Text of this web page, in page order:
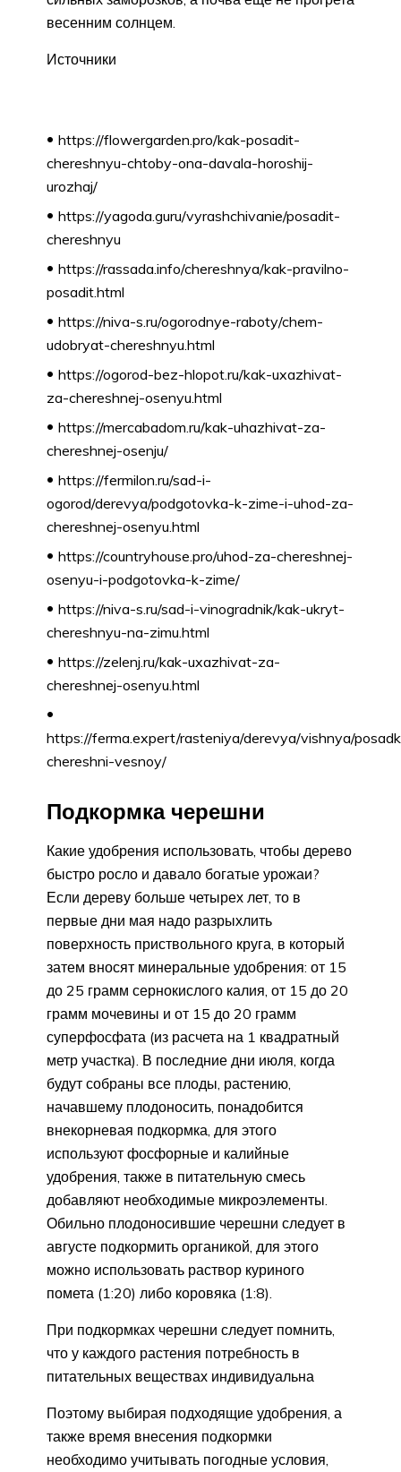
весенним солнцем.
Источники
https://flowergarden.pro/kak-posadit-
chereshnyu-chtoby-ona-davala-horoshij-
urozhaj/
https://yagoda.guru/vyrashchivanie/posadit-
chereshnyu
https://rassada.info/chereshnya/kak-pravilno-
posadit.html
https://niva-s.ru/ogorodnye-raboty/chem-
udobryat-chereshnyu.html
https://ogorod-bez-hlopot.ru/kak-uxazhivat-
za-chereshnej-osenyu.html
https://mercabadom.ru/kak-uhazhivat-za-
chereshnej-osenju/
https://fermilon.ru/sad-i-
ogorod/derevya/podgotovka-k-zime-i-uhod-za-
chereshnej-osenyu.html
https://countryhouse.pro/uhod-za-chereshnej-
osenyu-i-podgotovka-k-zime/
https://niva-s.ru/sad-i-vinogradnik/kak-ukryt-
chereshnyu-na-zimu.html
https://zelenj.ru/kak-uxazhivat-za-
chereshnej-osenyu.html
https://ferma.expert/rasteniya/derevya/vishnya/
chereshni-vesnoy/
Подкормка черешни
Какие удобрения использовать, чтобы дерево
быстро росло и давало богатые урожаи?
Если дереву больше четырех лет, то в
первые дни мая надо разрыхлить
поверхность приствольного круга, в который
затем вносят минеральные удобрения: от 15
до 25 грамм сернокислого калия, от 15 до 20
грамм мочевины и от 15 до 20 грамм
суперфосфата (из расчета на 1 квадратный
метр участка). В последние дни июля, когда
будут собраны все плоды, растению,
начавшему плодоносить, понадобится
внекорневая подкормка, для этого
используют фосфорные и калийные
удобрения, также в питательную смесь
добавляют необходимые микроэлементы.
Обильно плодоносившие черешни следует в
августе подкормить органикой, для этого
можно использовать раствор куриного
помета (1:20) либо коровяка (1:8).
При подкормках черешни следует помнить,
что у каждого растения потребность в
питательных веществах индивидуальна
Поэтому выбирая подходящие удобрения, а
также время внесения подкормки
необходимо учитывать погодные условия,